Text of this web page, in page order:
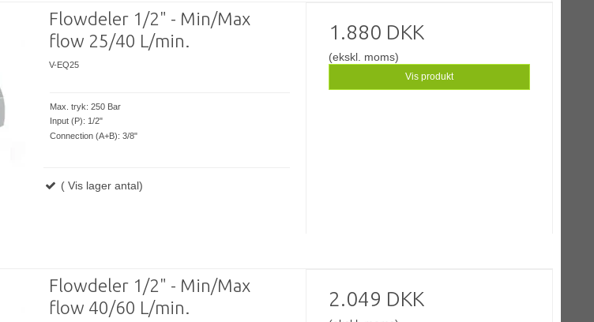
Flowdeler 1/2" - Min/Max
flow 25/40 L/min.
V-EQ25
Max. tryk: 250 Bar
Input (P): 1/2"
Connection (A+B): 3/8"
( Vis lager antal)
1.880 DKK
(ekskl. moms)
Vis produkt
Flowdeler 1/2" - Min/Max
flow 40/60 L/min.
2.049 DKK